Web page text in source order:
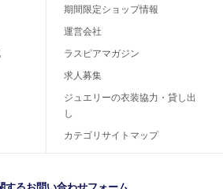
期間限定ショップ情報
運営会社
ラスピアマガジン
求人募集
ジュエリーの衣装協力・貸し出
し
カテゴリサイトマップ